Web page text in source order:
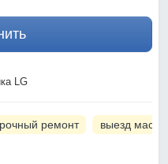
LG
ремонт выезд